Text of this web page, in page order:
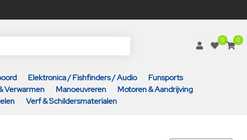
0 0
Elektronica / Fishfinders / Audio
Funsports
Verwarmen Manoeuvreren
Motoren & Aandrijving
Verf & Schildersmaterialen